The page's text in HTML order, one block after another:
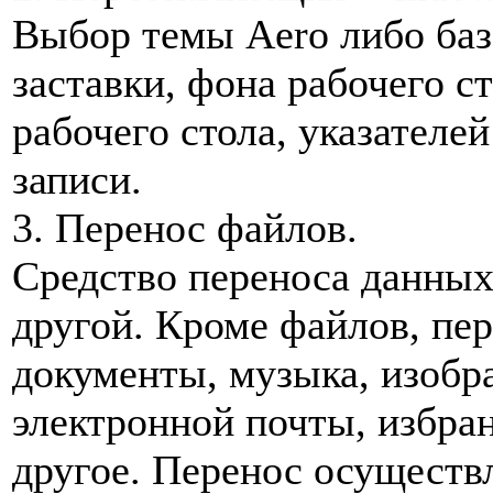
Выбор темы Aero либо
заставки, фона рабочего
рабочего стола,
записи.
3. Перенос файлов.
Средство переноса
другой. Кроме файлов,
документы, музыка,
электронной почты,
другое. Перенос